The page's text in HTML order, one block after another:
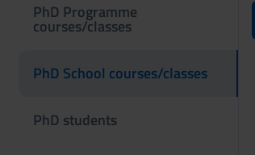
PhD Programme
courses/classes
PhD School courses/classes
PhD students